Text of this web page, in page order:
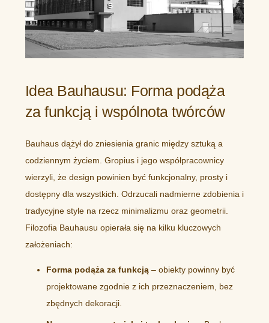
Idea Bauhausu: Forma podąża
za funkcją i wspólnota twórców
Bauhaus dążył do zniesienia granic między sztuką a
codziennym życiem. Gropius i jego współpracownicy
wierzyli, że design powinien być funkcjonalny, prosty i
dostępny dla wszystkich. Odrzucali nadmierne zdobienia i
tradycyjne style na rzecz minimalizmu oraz geometrii.
Filozofia Bauhausu opierała się na kilku kluczowych
założeniach:
Forma podąża za funkcją – obiekty powinny być
projektowane zgodnie z ich przeznaczeniem, bez
zbędnych dekoracji.